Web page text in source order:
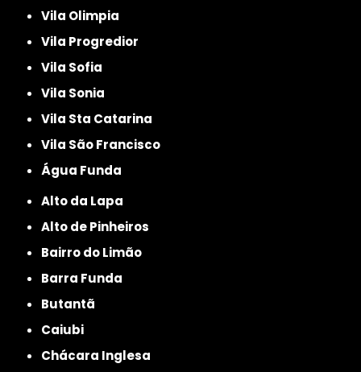
Vila Olimpia
Vila Progredior
Vila Sofia
Vila Sonia
Vila Sta Catarina
Vila São Francisco
Água Funda
Alto da Lapa
Alto de Pinheiros
Bairro do Limão
Barra Funda
Butantã
Caiubi
Chácara Inglesa